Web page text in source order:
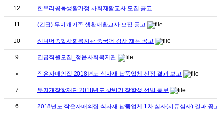
12 한우리공동생활가정 사회재활교사 모집 공고
11 (긴급) 무지개가족 생활재활교사 모집 공고
10 선너머종합사회복지관 중국어 강사 채용 공고
9 긴급직원모집_정읍사회복지관
» 작은자매의집 2018년도 식자재 납품업체 선정 결과 보고
7 무지개장학재단 2018년도 상반기 장학생 선발 통보
6 2018년도 작은자매의집 식자재 납품업체 1차 심사(서류심사) 결과 공